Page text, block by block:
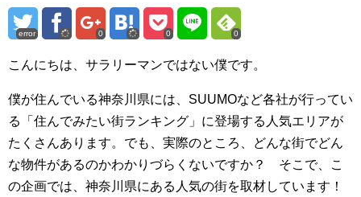
error 0 0 0
こんにちは、サラリーマンではない僕です。
僕が住んでいる神奈川県には、SUUMOなど各社が行ってい
る「住んでみたい街ランキング」に登場する人気エリアが
たくさんあります。でも、実際のところ、どんな街でどん
な物件があるのかわかりづらくないですか？ そこで、こ
の企画では、神奈川県にある人気の街を取材しています！